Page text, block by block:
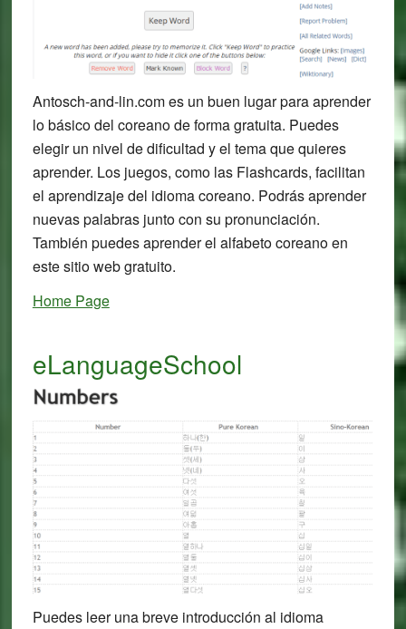
Antosch-and-lin.com es un buen lugar para aprender
lo básico del coreano de forma gratuita. Puedes
elegir un nivel de dificultad y el tema que quieres
aprender. Los juegos, como las Flashcards, facilitan
el aprendizaje del idioma coreano. Podrás aprender
nuevas palabras junto con su pronunciación.
También puedes aprender el alfabeto coreano en
este sitio web gratuito.
Home Page
eLanguageSchool
Puedes leer una breve introducción al idioma